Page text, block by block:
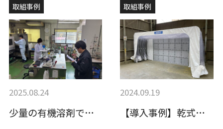
取組事例
2025.08.24
少量の有機溶剤でも対策は必要！「職場の安…
取組事例
2024.09.19
【導入事例】乾式ブースの導入